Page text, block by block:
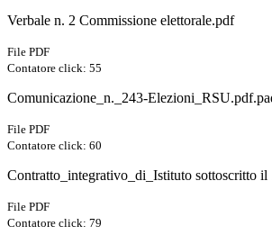
Verbale n. 2 Commissione elettorale.pdf
File PDF
Contatore click: 55
Comunicazione_n._243-
File PDF
Contatore click: 60
Contratto_integrativo_di_Istituto sottoscritto
File PDF
Contatore click: 79